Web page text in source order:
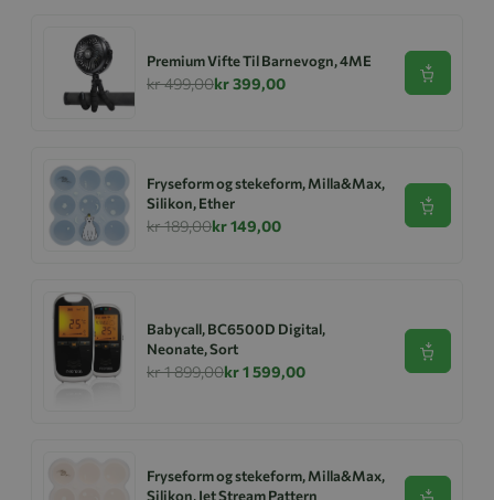
Premium Vifte Til Barnevogn, 4ME
kr 499,00kr 399,00 Se
Fryseform og stekeform, Milla&Max,
Silikon, Ether
kr 189,00kr 149,00
Se
Babycall, BC6500D Digital,
Neonate, Sort
kr 1 899,00kr 1 599,00
Se
Fryseform og stekeform, Milla&Max,
Silikon, Jet Stream Pattern